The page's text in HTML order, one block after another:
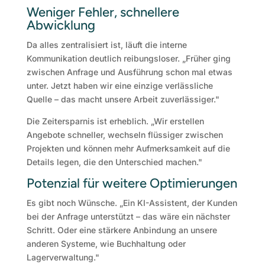
Weniger Fehler, schnellere
Abwicklung
Da alles zentralisiert ist, läuft die interne
Kommunikation deutlich reibungsloser. „Früher ging
zwischen Anfrage und Ausführung schon mal etwas
unter. Jetzt haben wir eine einzige verlässliche
Quelle – das macht unsere Arbeit zuverlässiger."
Die Zeitersparnis ist erheblich. „Wir erstellen
Angebote schneller, wechseln flüssiger zwischen
Projekten und können mehr Aufmerksamkeit auf die
Details legen, die den Unterschied machen."
Potenzial für weitere Optimierungen
Es gibt noch Wünsche. „Ein KI-Assistent, der Kunden
bei der Anfrage unterstützt – das wäre ein nächster
Schritt. Oder eine stärkere Anbindung an unsere
anderen Systeme, wie Buchhaltung oder
Lagerverwaltung."